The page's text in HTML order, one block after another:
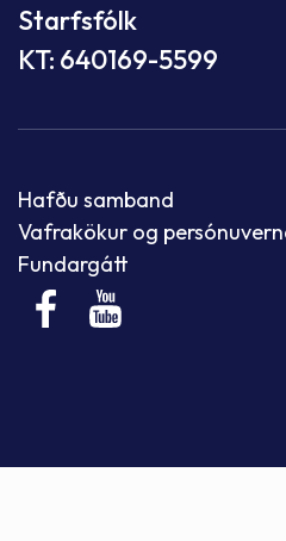
Starfsfólk
KT: 640169-5599
Hafðu samband
Vafrakökur og
Fundargátt